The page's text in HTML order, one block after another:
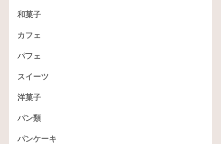
和菓子
カフェ
パフェ
スイーツ
洋菓子
パン類
パンケーキ